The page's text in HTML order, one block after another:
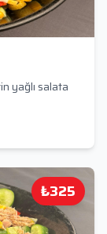
yağlı salata
₺325